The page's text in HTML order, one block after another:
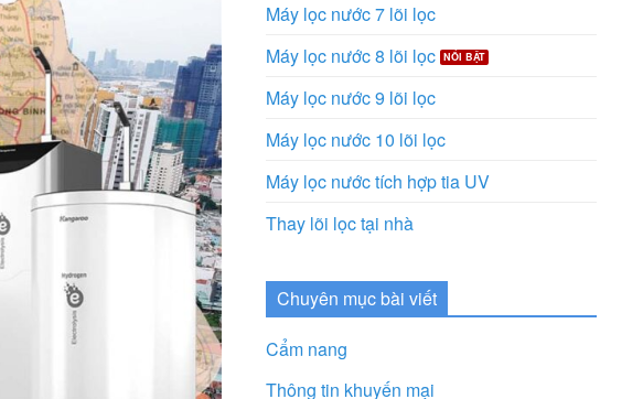
Máy lọc nước 7 lõi lọc
Máy lọc nước 8 lõi lọc
Máy lọc nước 9 lõi lọc
Máy lọc nước 10 lõi lọc
Máy lọc nước tích hợp tia UV
Thay lõi lọc tại nhà
Chuyên mục bài viết
Cẩm nang
Thông tin khuyến mại